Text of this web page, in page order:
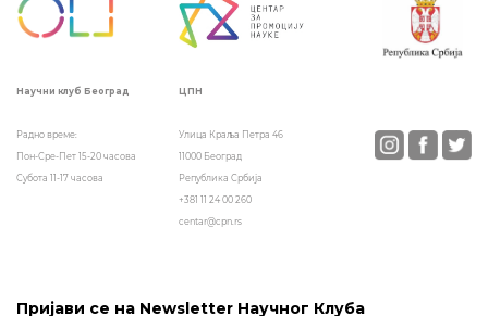
Научни клуб Београд
Радно време:
Пон-Сре-Пет 15-20 часова
Субота 11-17 часова
ЦПН
Улица Краља Петра 46
11000 Београд
Република Србија
+381 11 24 00 260
centar@cpn.rs
Пријави се на Newsletter Научног Клуба